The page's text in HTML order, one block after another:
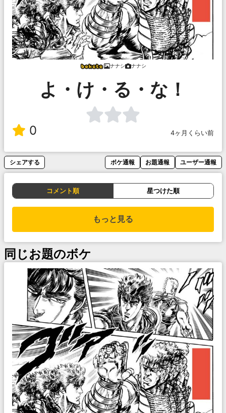
ナナシ ナナシ
よ・け・る・な！
0 4ヶ月くらい前
シェアする ボケ通報 お題通報 ユーザー通報
コメント順 星つけた順
もっと見る
同じお題のボケ